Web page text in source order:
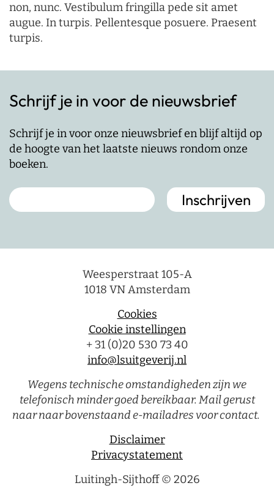
non, nunc. Vestibulum fringilla pede sit amet
augue. In turpis. Pellentesque posuere. Praesent
turpis.
Schrijf je in voor de nieuwsbrief
Schrijf je in voor onze nieuwsbrief en blijf altijd op
de hoogte van het laatste nieuws rondom onze
boeken.
Weesperstraat 105-A
1018 VN Amsterdam
Cookies
Cookie instellingen
+ 31 (0)20 530 73 40
info@lsuitgeverij.nl
Wegens technische omstandigheden zijn we
telefonisch minder goed bereikbaar. Mail gerust
naar naar bovenstaand e-mailadres voor contact.
Disclaimer
Privacystatement
Luitingh-Sijthoff © 2026